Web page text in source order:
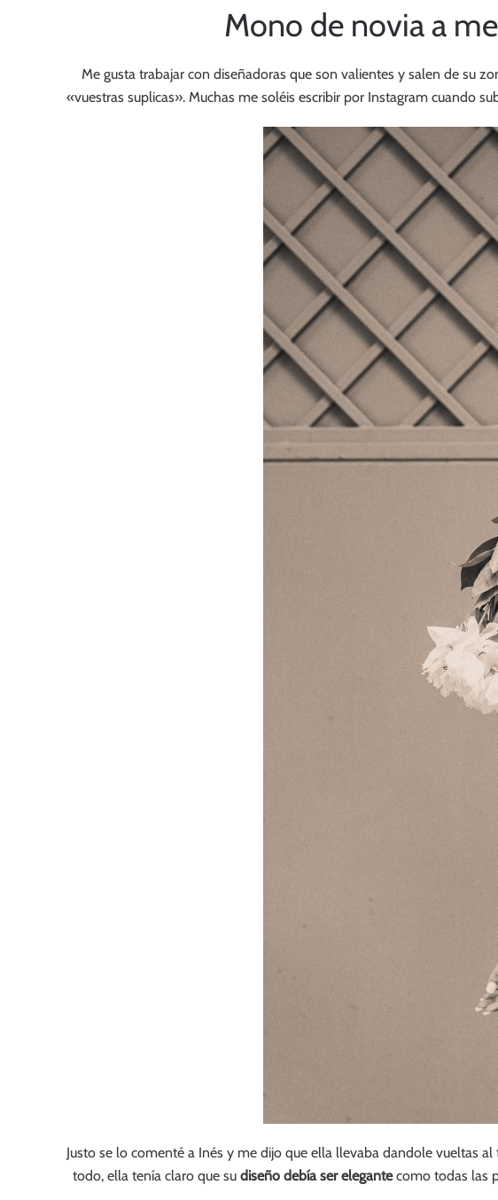
Mono de novia a
Me gusta trabajar con diseñadoras que son valientes y salen de su
«vuestras suplicas». Muchas me soléis escribir por Instagram cuando
Justo se lo comenté a Inés y me dijo que ella llevaba dandole vueltas
todo, ella tenía claro que su diseño debía ser elegantecomo todas las